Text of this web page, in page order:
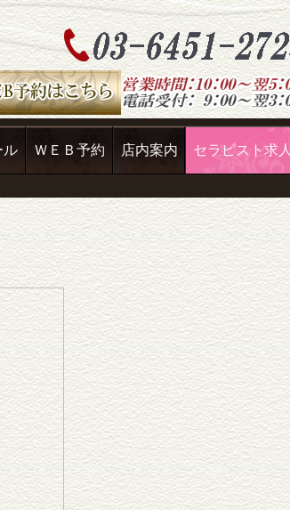
ル ＷＥＢ予約 店内案内 セラピスト求人